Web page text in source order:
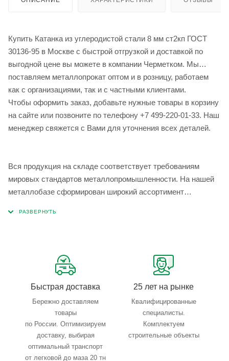
Купить Катанка из углеродистой стали 8 мм ст2кп ГОСТ
30136-95 в Москве с быстрой отгрузкой и доставкой по
выгодной цене вы можете в компании Черметком. Мы
поставляем металлопрокат оптом и в розницу, работаем
как с организациями, так и с частными клиентами.
Чтобы оформить заказ, добавьте нужные товары в корзину
на сайте или позвоните по телефону +7 499-220-01-33. Наш
менеджер свяжется с Вами для уточнения всех деталей.
Вся продукция на складе соответствует требованиям
мировых стандартов металлопромышленности. На нашей
металлобазе сформирован широкий ассортимент
Быстрая доставка
Бережно доставляем
товары
по России. Оптимизируем
доставку, выбирая
оптимальный транспорт
от легковой до маза 20 тн
25 лет на рынке
Квалифицированные
специалисты.
Комплектуем
строительные объекты